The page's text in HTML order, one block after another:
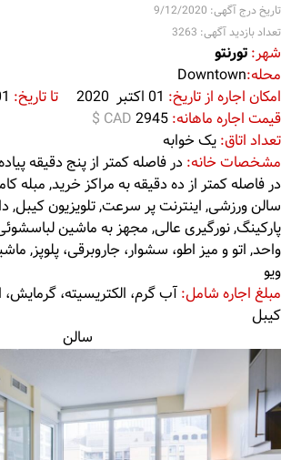
تاریخ درج آگهی: 9/12/2020
تعداد بازدید آگهی: 3263
شهر:تورنتو
محله:Downtown
امکان اجاره از تاریخ: 01 اکتبر 2020 تا تاریخ: 01
قیمت اجاره ماهانه:
$ CAD
تعداد اتاق:یک خوابه
مشخصات خانه:در فاصله کمتر از پنج دقیقه
در فاصله کمتر از ده دقیقه به مراکز خرید, مبله
سالن ورزشی, اینترنت پر سرعت, تلویزیون کیبل,
پارکینگ, نورگیری عالی, مجهز به ماشین
واحد, اتو و میز اطو، سشوار، جاروبرقی، پلوپز,
ویو
مبلغ اجاره شامل:آب گرم، الکتریسیته، گرمایش،
کیبل
سالن